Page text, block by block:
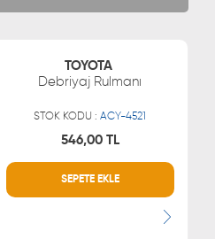
TOYOTA
Debriyaj Rulmanı
STOK KODU :ACY-4521
546,00 TL
SEPETE EKLE
MÜŞTERİ HİZMETLERİ